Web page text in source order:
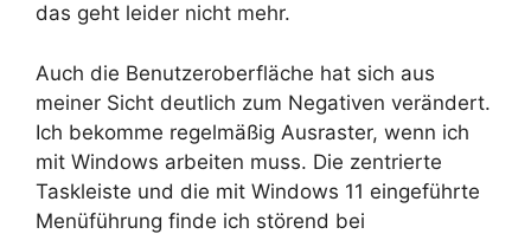
das geht leider nicht mehr.
Auch die Benutzeroberfläche hat sich aus
meiner Sicht deutlich zum Negativen verändert.
Ich bekomme regelmäßig Ausraster, wenn ich
mit Windows arbeiten muss. Die zentrierte
Taskleiste und die mit Windows 11 eingeführte
Menüführung finde ich störend bei